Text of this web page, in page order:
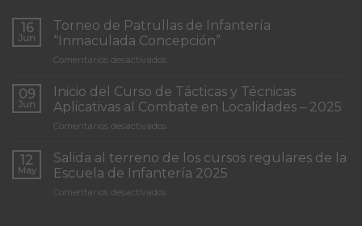
16
Jun
Torneo de Patrullas de Infantería
“Inmaculada Concepción”
Comentarios desactivados
Patrullas
de
Infantería
Concepción”
09
Jun
Inicio del Curso de Tácticas y Técnicas
Aplicativas al Combate en Localidades – 2025
Comentarios desactivados
del
Curso
de
Tácticas
12
May
Salida al terreno de los cursos regulares de la
Escuela de Infantería 2025
Comentarios desactivados